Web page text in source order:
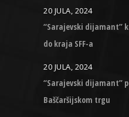
20 JULA, 2024
“Sarajevski dijamant”
do kraja SFF-a
20 JULA, 2024
“Sarajevski dijamant”
Baščaršijskom trgu